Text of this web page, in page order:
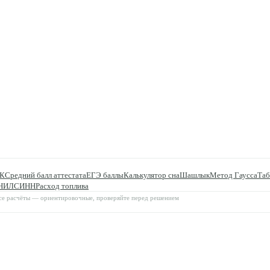
Средний балл аттестатаЕГЭ баллыКалькулятор снаШашлыкМетод Гаусса
ИННРасход топлива
расчёты — ориентировочные, проверяйте перед решением